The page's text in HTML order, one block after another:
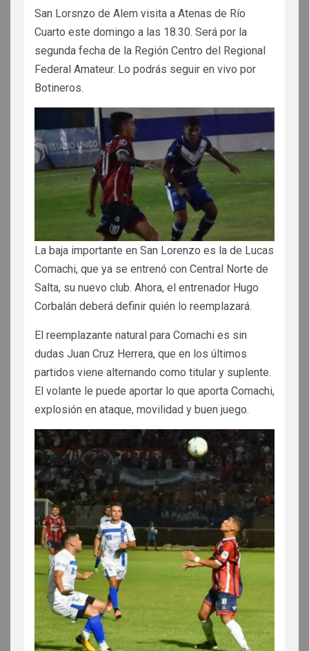
San Lorsnzo de Alem visita a Atenas de Río
Cuarto este domingo a las 18.30. Será por la
segunda fecha de la Región Centro del Regional
Federal Amateur. Lo podrás seguir en vivo por
Botineros.
La baja importante en San Lorenzo es la de Lucas
Comachi, que ya se entrenó con Central Norte de
Salta, su nuevo club. Ahora, el entrenador Hugo
Corbalán deberá definir quién lo reemplazará.
El reemplazante natural para Comachi es sin
dudas Juan Cruz Herrera, que en los últimos
partidos viene alternando como titular y suplente.
El volante le puede aportar lo que aporta Comachi,
explosión en ataque, movilidad y buen juego.